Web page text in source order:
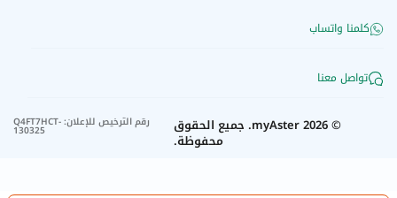
كلمنا واتساب
تواصل معنا
©
2026
myAster. جميع الحقوق
محفوظة.
رقم الترخيص للإعلان:
Q4FT7HCT-
130325